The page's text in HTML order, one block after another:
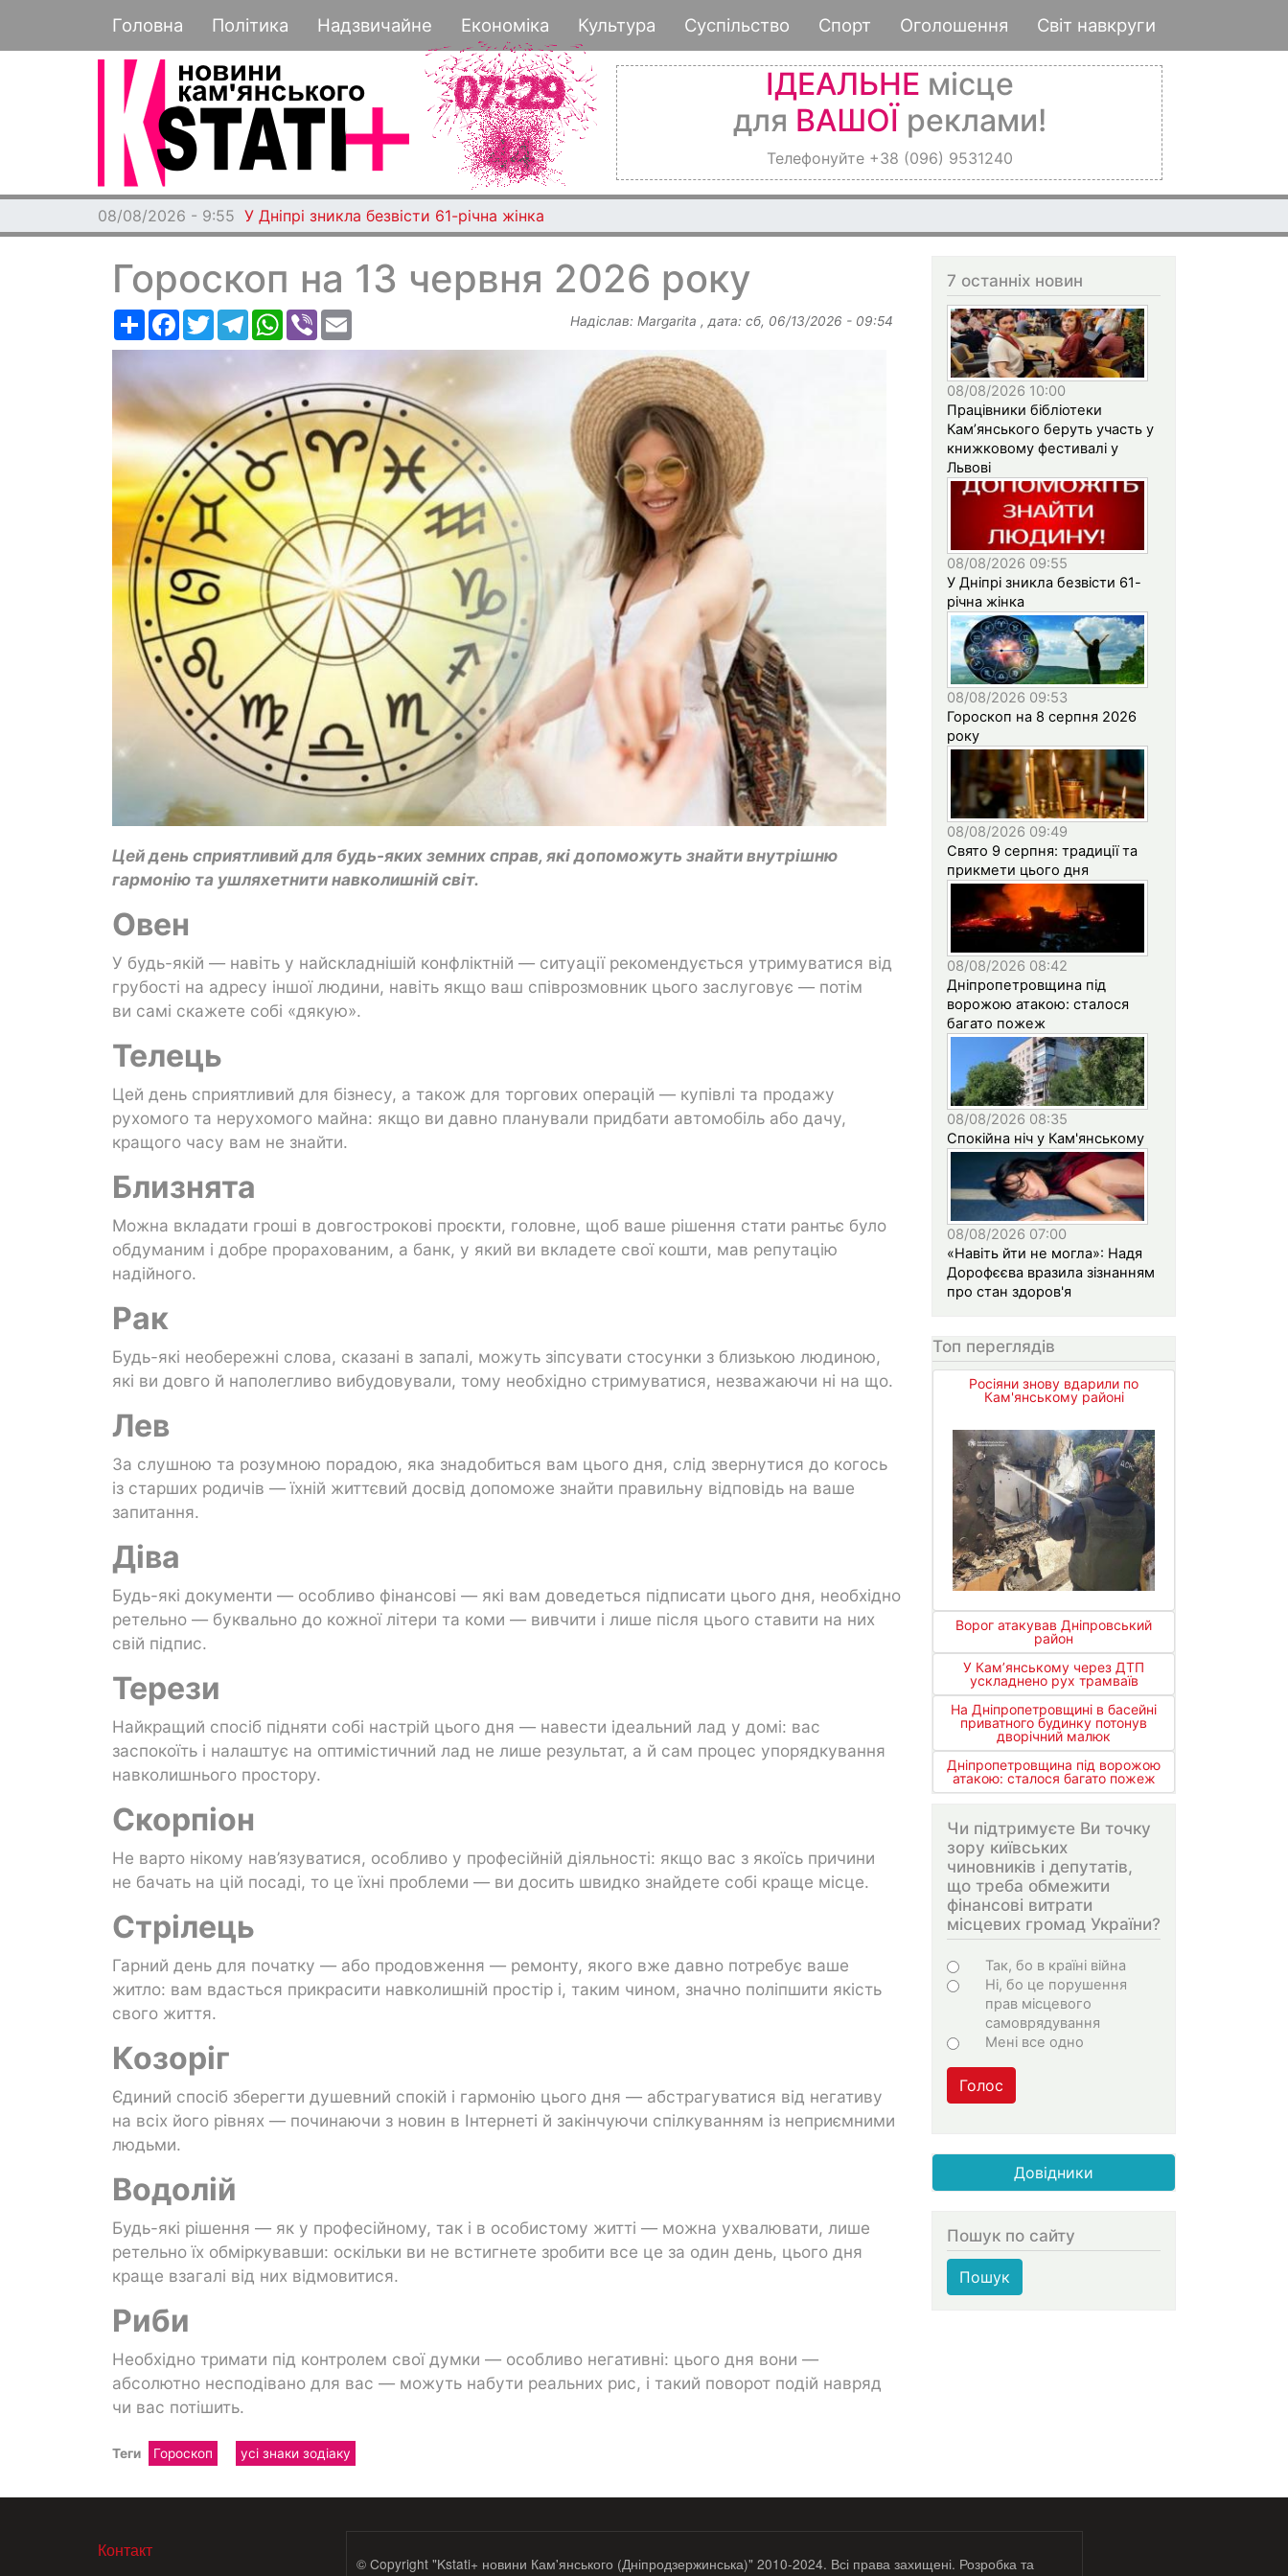
до
основного
Основная навигация
Головна Політика Надзвичайне Економіка Культура Суспільство Спорт Оголошення Світ навкруги
ІДЕАЛЬНЕ місце
для ВАШОЇ реклами!
Телефонуйте +38 (096) 9531240
08/08/2026 - 9:55 У Дніпрі зникла безвісти 61-річна жінка
Гороскоп на 13 червня 2026 року
РесурсFacebook
TwitterTelegramWhatsApp
Viber Надіслав: Margarita , дата: сб, 06/13/2026 - 09:54
Цей день сприятливий для будь-яких земних справ, які допоможуть знайти внутрішню
гармонію та ушляхетнити навколишній світ.
Овен
У будь-якій — навіть у найскладнішій конфліктній — ситуації рекомендується утримуватися від
грубості на адресу іншої людини, навіть якщо ваш співрозмовник цього заслуговує — потім
ви самі скажете собі «дякую».
Телець
Цей день сприятливий для бізнесу, а також для торгових операцій — купівлі та продажу
рухомого та нерухомого майна: якщо ви давно планували придбати автомобіль або дачу,
кращого часу вам не знайти.
Близнята
Можна вкладати гроші в довгострокові проєкти, головне, щоб ваше рішення стати рантьє було
обдуманим і добре прорахованим, а банк, у який ви вкладете свої кошти, мав репутацію
надійного.
Рак
Будь-які необережні слова, сказані в запалі, можуть зіпсувати стосунки з близькою людиною,
які ви довго й наполегливо вибудовували, тому необхідно стримуватися, незважаючи ні на що.
Лев
За слушною та розумною порадою, яка знадобиться вам цього дня, слід звернутися до когось
із старших родичів — їхній життєвий досвід допоможе знайти правильну відповідь на ваше
запитання.
Діва
Будь-які документи — особливо фінансові — які вам доведеться підписати цього дня, необхідно
ретельно — буквально до кожної літери та коми — вивчити і лише після цього ставити на них
свій підпис.
Терези
Найкращий спосіб підняти собі настрій цього дня — навести ідеальний лад у домі: вас
заспокоїть і налаштує на оптимістичний лад не лише результат, а й сам процес упорядкування
навколишнього простору.
Скорпіон
Не варто нікому нав’язуватися, особливо у професійній діяльності: якщо вас з якоїсь причини
не бачать на цій посаді, то це їхні проблеми — ви досить швидко знайдете собі краще місце.
Стрілець
Гарний день для початку — або продовження — ремонту, якого вже давно потребує ваше
житло: вам вдасться прикрасити навколишній простір і, таким чином, значно поліпшити якість
свого життя.
Козоріг
Єдиний спосіб зберегти душевний спокій і гармонію цього дня — абстрагуватися від негативу
на всіх його рівнях — починаючи з новин в Інтернеті й закінчуючи спілкуванням із неприємними
людьми.
Водолій
Будь-які рішення — як у професійному, так і в особистому житті — можна ухвалювати, лише
ретельно їх обміркувавши: оскільки ви не встигнете зробити все це за один день, цього дня
краще взагалі від них відмовитися.
Риби
Необхідно тримати під контролем свої думки — особливо негативні: цього дня вони —
абсолютно несподівано для вас — можуть набути реальних рис, і такий поворот подій навряд
чи вас потішить.
Теги Гороскоп усі знаки зодіаку
7 останніх новин
08/08/2026 10:00
Працівники бібліотеки
Кам’янського беруть участь у
книжковому фестивалі у
Львові
08/08/2026 09:55
У Дніпрі зникла безвісти 61-
річна жінка
08/08/2026 09:53
Гороскоп на 8 серпня 2026
року
08/08/2026 09:49
Свято 9 серпня: традиції та
прикмети цього дня
08/08/2026 08:42
Дніпропетровщина під
ворожою атакою: сталося
багато пожеж
08/08/2026 08:35
Спокійна ніч у Кам'янському
08/08/2026 07:00
«Навіть йти не могла»: Надя
Дорофєєва вразила зізнанням
про стан здоров'я
Топ переглядів
Росіяни знову вдарили по
Кам'янському районі
Ворог атакував Дніпровський
район
У Кам’янському через ДТП
ускладнено рух трамваїв
На Дніпропетровщині в басейні
приватного будинку потонув
дворічний малюк
Дніпропетровщина під ворожою
атакою: сталося багато пожеж
Чи підтримуєте Ви точку
зору київських
чиновників і депутатів,
що треба обмежити
фінансові витрати
місцевих громад України?
Варіанти
Так, бо в країні війна
Ні, бо це порушення
прав місцевого
самоврядування
Мені все одно
Голос
Довідники
Пошук по сайту
Пошук
МЕНЮ В ПОДВАЛЕ
Контакт
© Copyright "Kstati+ новини Кам'янського (Дніпродзержинська)" 2010-2024. Всі права захищені. Розробка та